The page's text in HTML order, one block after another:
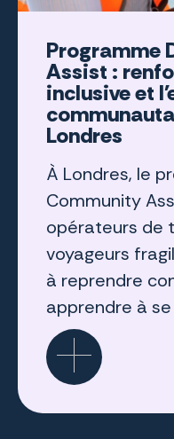
Programme
Assist :
inclusive et
Londres
À Londres, le
Community
opérateurs de
voyageurs
à reprendre
apprendre à